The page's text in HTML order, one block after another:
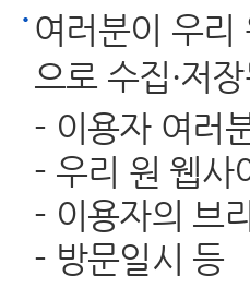
여러분이 우리
으로 수집·저
- 이용자 여러
- 우리 원 웹사
- 이용자의 브
- 방문일시 등